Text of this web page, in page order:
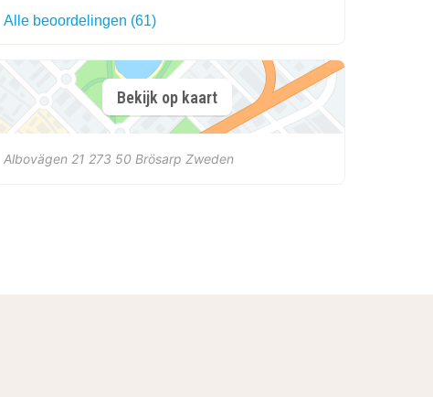
Alle beoordelingen (61)
Bekijk op kaart
Albovägen 21 273 50 Brösarp Zweden